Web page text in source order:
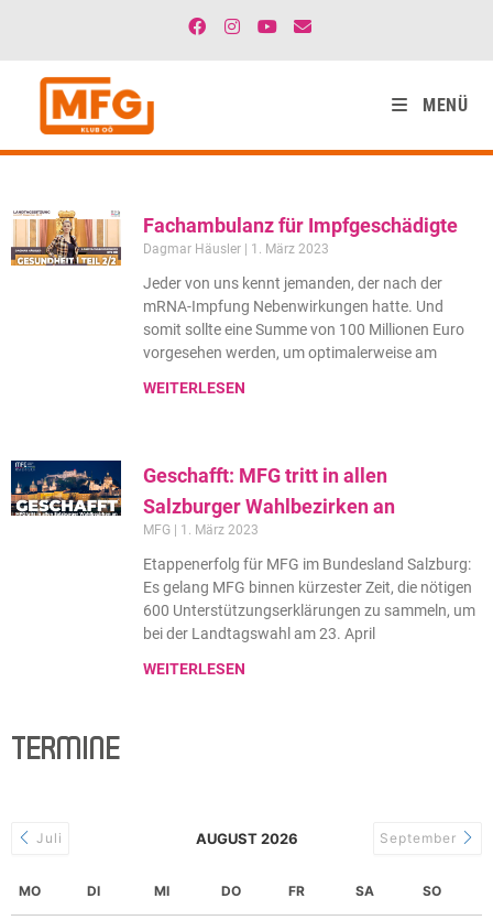
MENÜ
Fachambulanz für Impfgeschädigte
Dagmar Häusler 1. März 2023
Jeder von uns kennt jemanden, der nach der
mRNA-Impfung Nebenwirkungen hatte. Und
somit sollte eine Summe von 100 Millionen Euro
vorgesehen werden, um optimalerweise am
WEITERLESEN
Geschafft: MFG tritt in allen
Salzburger Wahlbezirken an
MFG 1. März 2023
Etappenerfolg für MFG im Bundesland Salzburg:
Es gelang MFG binnen kürzester Zeit, die nötigen
600 Unterstützungserklärungen zu sammeln, um
bei der Landtagswahl am 23. April
WEITERLESEN
TERMINE
Juli AUGUST 2026 September
MO DI MI DO FR SA SO